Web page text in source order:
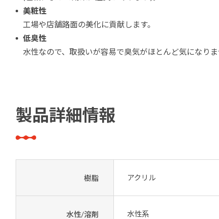
美粧性
工場や店舗路面の美化に貢献します。
低臭性
水性なので、取扱いが容易で臭気がほとんど気になり
製品詳細情報
樹脂 アクリル
水性/溶剤 水性系